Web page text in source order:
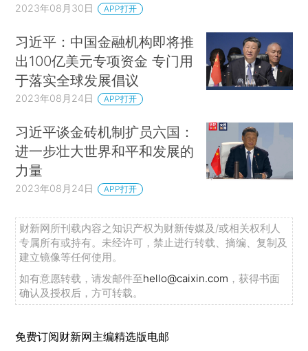
2023年08月30日 APP打开
习近平：中国金融机构即将推
出100亿美元专项资金 专门用
于落实全球发展倡议
2023年08月24日 APP打开
习近平谈金砖机制扩员六国：
进一步壮大世界和平和发展的
力量
2023年08月24日 APP打开
财新网所刊载内容之知识产权为财新传媒及/或相关权利人
专属所有或持有。未经许可，禁止进行转载、摘编、复制及
建立镜像等任何使用。
如有意愿转载，请发邮件至hello@caixin.com ，获得书面
确认及授权后，方可转载。
免费订阅财新网主编精选版电邮